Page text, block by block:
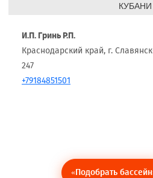
КУБАНИ
И.П. Гринь Р.П.
Краснодарский край, г.
247
+79184851501
«Подобрать